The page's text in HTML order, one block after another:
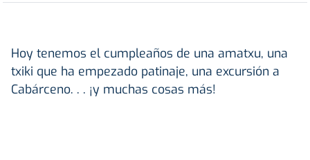
Hoy tenemos el cumpleaños de una amatxu, una
txiki que ha empezado patinaje, una excursión a
Cabárceno. . . ¡y muchas cosas más!